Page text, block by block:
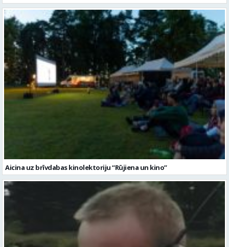
Aicina uz brīvdabas kinolektoriju “Rūjiena un kino”